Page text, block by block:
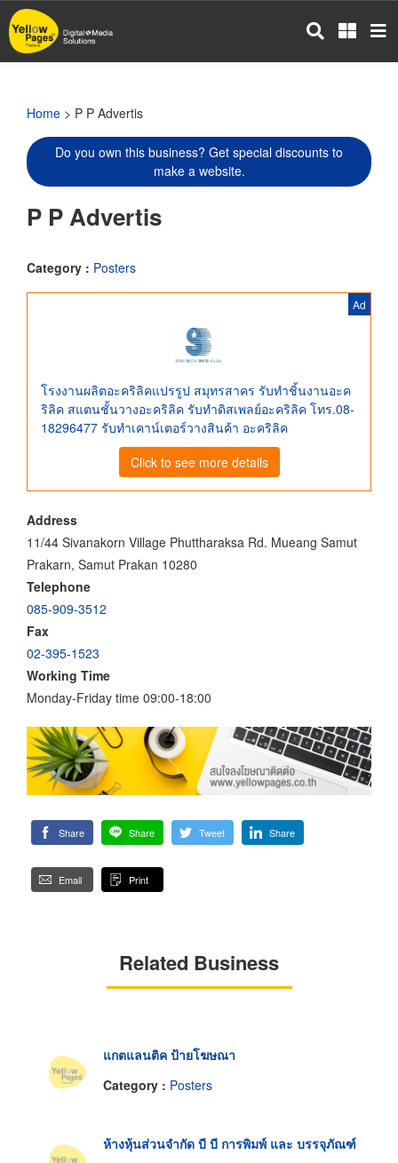
Skip
to
main
Home > P P Advertis
Do you own this business? Get special discounts to
make a website.
P P Advertis
Category : Posters
Ad
โรงงานผลิตอะคริลิคแปรรูป สมุทรสาคร รับทำชิ้นงานอะค
ริลิค สแตนชั้นวางอะคริลิค รับทำดิสเพลย์อะคริลิค โทร.08-
18296477 รับทำเคาน์เตอร์วางสินค้า อะคริลิค
Click to see more details
Address
11/44 Sivanakorn Village Phuttharaksa Rd. Mueang Samut
Prakarn, Samut Prakan 10280
Telephone
085-909-3512
Fax
02-395-1523
Working Time
Monday-Friday time 09:00-18:00
Share Share Tweet Share
Email Print
Related Business
แกตแลนติค ป้ายโฆษณา
Category : Posters
ห้างหุ้นส่วนจำกัด บี บี การพิมพ์ และ บรรจุภัณฑ์